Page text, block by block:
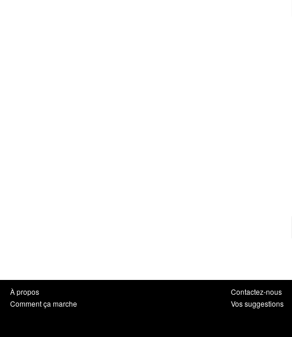
À propos
Comment ça marche
Contactez-nous
Vos suggestions